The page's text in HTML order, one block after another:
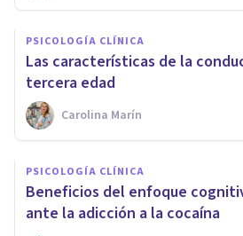
PSICOLOGÍA CLÍNICA
Las características de la
tercera edad
Carolina Marín
PSICOLOGÍA CLÍNICA
Beneficios del enfoque
ante la adicción a la cocaína